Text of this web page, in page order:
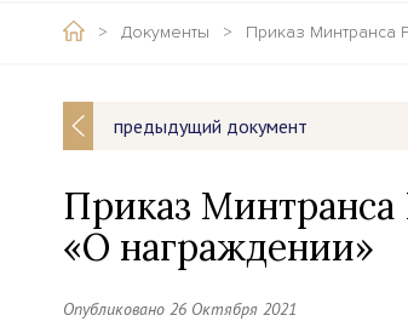
> Документы > Приказ Минтранса
предыдущий документ
Приказ Минтранса
«О награждении»
Опубликовано 26 Октября 2021